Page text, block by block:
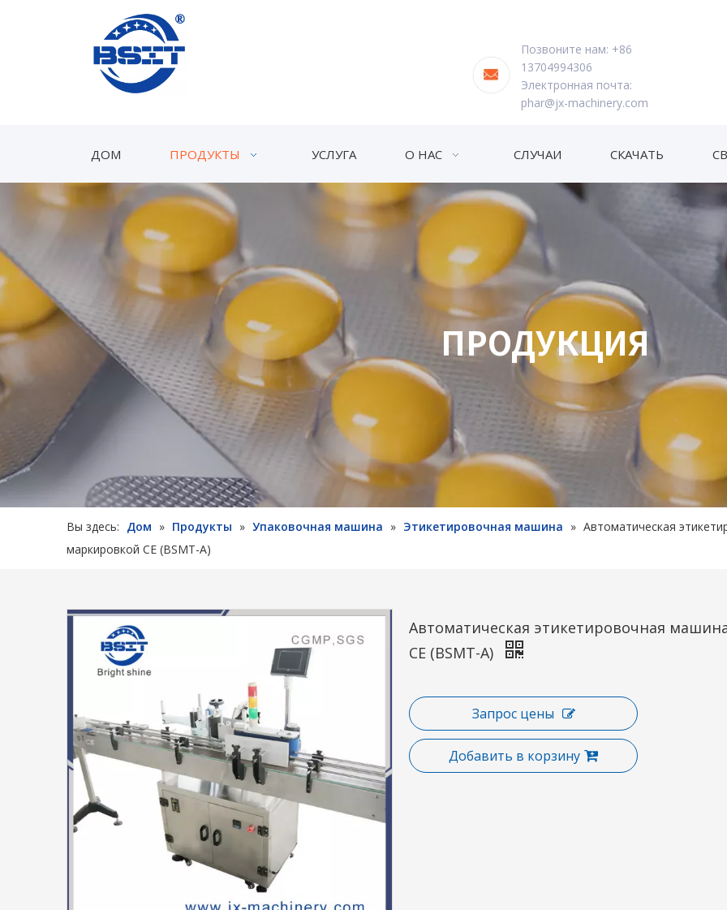
Позвоните нам: +86
13704994306
Электронная почта:
phar@jx-machinery.com
ДОМ ПРОДУКТЫ УСЛУГА О НАС СЛУЧАИ СКАЧАТЬ
ПРОДУКЦИЯ
Вы здесь: Дом » Продукты » Упаковочная машина » Этикетировочная машина » Автоматическая
маркировкой CE (BSMT-A)
Автоматическая этикетировочная
CE (BSMT-A)
Запрос цены
Добавить в корзину